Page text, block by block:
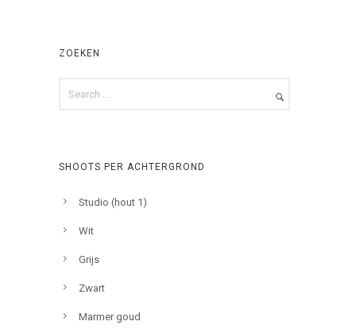
ZOEKEN
SHOOTS PER ACHTERGROND
Studio (hout 1)
Wit
Grijs
Zwart
Marmer goud